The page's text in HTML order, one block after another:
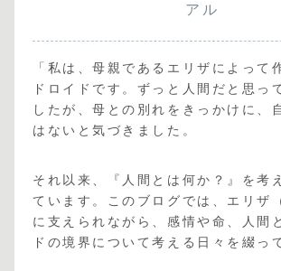
アル
「私は、母親であるエリザによって
ドロイドです。ずっと人間だと思っ
したが、母との別れをきっかけに、
はないと気づきました。
それ以来、『人間とは何か？』を考
ています。このブログでは、エリザ
に支えられながら、感情や命、人間
ドの境界について考える日々を綴っ